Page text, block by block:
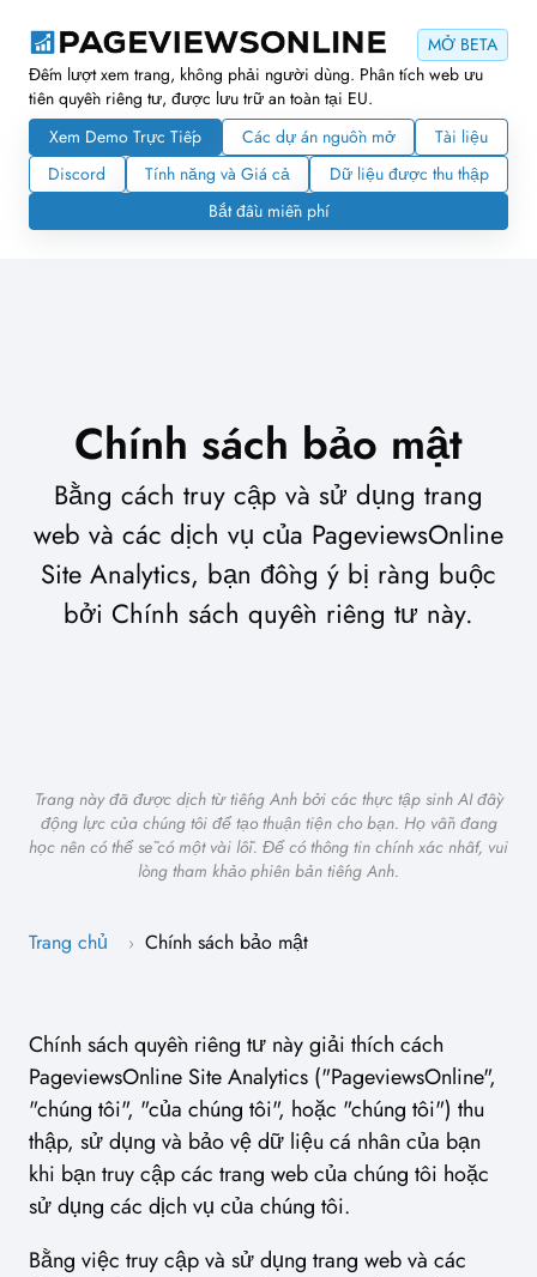
MỞ BETA
Đếm lượt xem trang, không phải người dùng. Phân tích web ưu
tiên quyền riêng tư, được lưu trữ an toàn tại EU.
Xem Demo Trực Tiếp
Các dự án nguồn mở
Tài liệu
Discord
Tính năng và Giá cả
Dữ liệu được thu thập
Bắt đầu miễn phí
Chính sách bảo mật
Bằng cách truy cập và sử dụng trang
web và các dịch vụ của PageviewsOnline
Site Analytics, bạn đồng ý bị ràng buộc
bởi Chính sách quyền riêng tư này.
Trang này đã được dịch từ tiếng Anh bởi các thực tập sinh AI đầy
động lực của chúng tôi để tạo thuận tiện cho bạn. Họ vẫn đang
học nên có thể sẽ có một vài lỗi. Để có thông tin chính xác nhất, vui
lòng tham khảo phiên bản tiếng Anh.
Trang chủ › Chính sách bảo mật
Chính sách quyền riêng tư này giải thích cách
PageviewsOnline Site Analytics ("PageviewsOnline",
"chúng tôi", "của chúng tôi", hoặc "chúng tôi") thu
thập, sử dụng và bảo vệ dữ liệu cá nhân của bạn
khi bạn truy cập các trang web của chúng tôi hoặc
sử dụng các dịch vụ của chúng tôi.
Bằng việc truy cập và sử dụng trang web và các